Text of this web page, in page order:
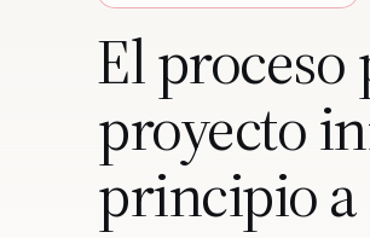
El
proyecto
principio